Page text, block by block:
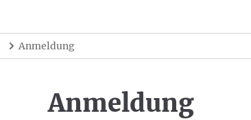
Anmeldung
Anmeldung